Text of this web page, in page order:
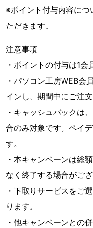
※ポイント付与内容につ
ただきます。
注意事項
・ポイントの付与は1会
・パソコン工房WEB会
インし、期間中にご注
・キャッシュバックは
合のみ対象です。ペイ
す。
・本キャンペーンは総
なく終了する場合がござ
・下取りサービスをご
ります。
・他キャンペーンとの